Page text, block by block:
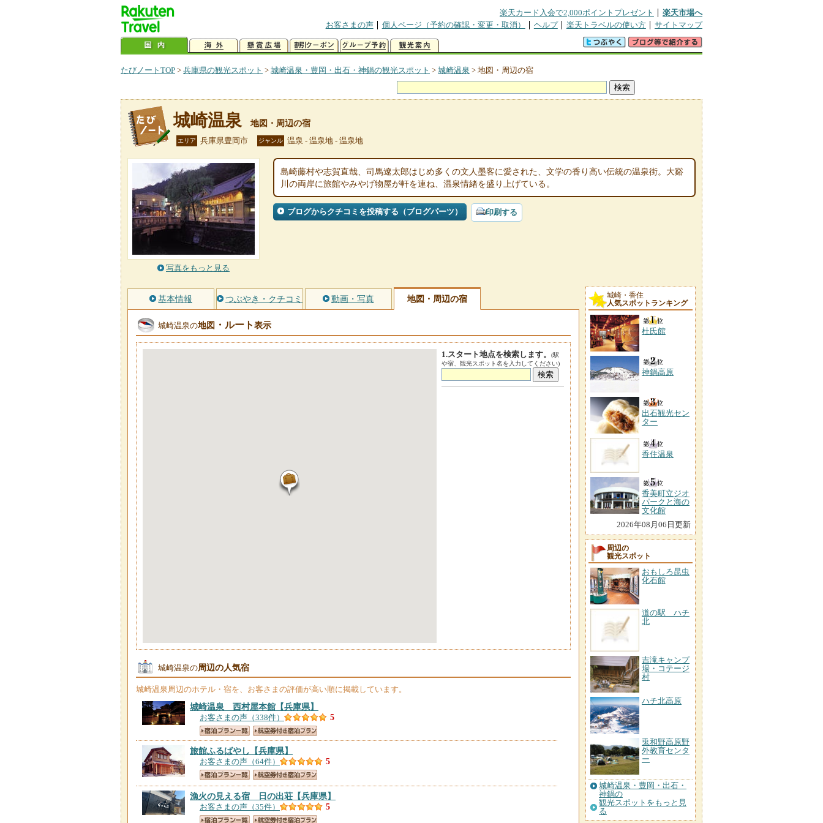
楽天カード入会で2,000ポイントプレゼント
楽天市場へ
お客さまの声
個人ページ（予約の確認・変更・取消） ヘルプ 楽天トラベルの使い方 サイトマップ
たびノートTOP > 兵庫県の観光スポット > 城崎温泉・豊岡・出石・神鍋の観光スポット > 城崎温泉 > 地図・周辺の宿
城崎温泉 地図・周辺の宿
エリア 兵庫県豊岡市 ジャンル 温泉 - 温泉地 - 温泉地
写真をもっと見る
島崎藤村や志賀直哉、司馬遼太郎はじめ多くの文人墨客に愛された、文学の香り高い伝統の温泉街。大谿
川の両岸に旅館やみやげ物屋が軒を連ね、温泉情緒を盛り上げている。
ブログからクチコミを投稿する（ブログパーツ） 印刷する
基本情報 つぶやき・クチコミ 動画・写真 地図・周辺の宿
城崎温泉の地図 ・ルート表示
1.スタート地点を検索します。
(駅
や宿、観光スポット名を入力してください)
城崎温泉の周辺の人気宿
城崎温泉周辺のホテル・宿を、お客さまの評価が高い順に掲載しています。
城崎温泉 西村屋本館 【兵庫県】
お客さまの声（338件） 5
旅館ふるばやし 【兵庫県】
お客さまの声（64件） 5
漁火の見える宿 日の出荘 【兵庫県】
お客さまの声（35件） 5
城崎・香住
人気スポットランキング
杜氏館
神鍋高原
出石観光セン
ター
香住温泉
香美町立ジオ
パークと海の
文化館
2026年08月06日更新
周辺の
観光スポット
おもしろ昆虫
化石館
道の駅 ハチ
北
吉滝キャンプ
場・コテージ
村
ハチ北高原
兎和野高原野
外教育センタ
ー
城崎温泉・豊岡・出石・
神鍋の
観光スポットをもっと見
る